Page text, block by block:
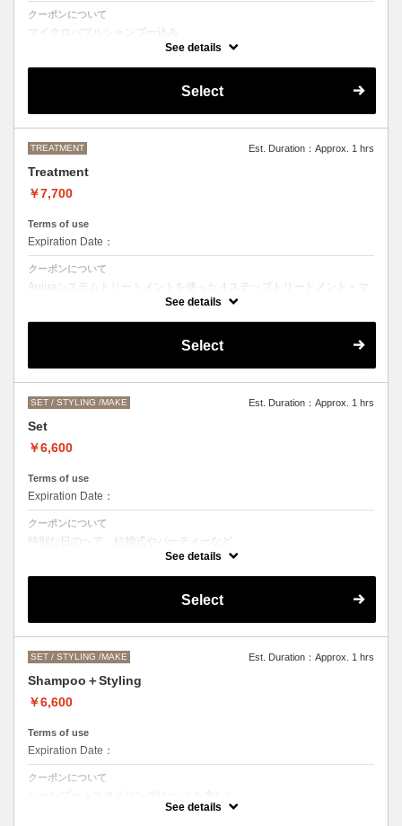
クーポンについて
マイクロバブルシャンプー込み
カット＋ストレートパーマ、縮毛矯正、ボリュームダウン＋デザインな
で、ご来店いただいた際にご相談させて頂きます。
●カラーリング、ストレートパーマは髪の長さにより別途ロング料金を
頂戴いたします。
See details
Select
TREATMENT Est. Duration：Approx. 1 hrs
Treatment
￥7,700
Terms of use
Expiration Date：
クーポンについて
Aujuaシステムトリートメントを使った４ステップトリートメント＋マ
See details
Select
SET / STYLING /MAKE Est. Duration：Approx. 1 hrs
Set
￥6,600
Terms of use
Expiration Date：
クーポンについて
特別な日のヘア、結婚式やパーティーなど
ヘアアレンジをご希望の方はこちらをお選びください。
い。
（早朝料金として、一時間ごとに＋2000円になります。）
See details
Select
SET / STYLING /MAKE Est. Duration：Approx. 1 hrs
Shampoo＋Styling
￥6,600
Terms of use
Expiration Date：
クーポンについて
スタイリングの内容によってはお値段前後します。
See details